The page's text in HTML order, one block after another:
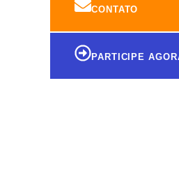
CONTATO
PARTICIPE